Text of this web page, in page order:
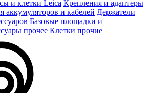
и клетки Leica Крепления и адаптеры
аккумуляторов и кабелей Держатели
Базовые площадки и
прочее Клетки прочие